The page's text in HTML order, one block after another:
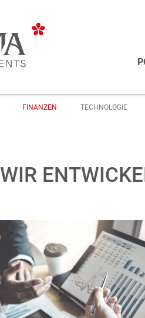
FINANZEN TECHNOLOGIE
WIR